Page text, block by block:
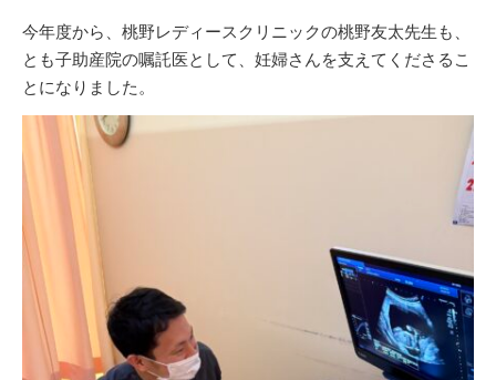
今年度から、桃野レディースクリニックの桃野友太先生も、
とも子助産院の嘱託医として、妊婦さんを支えてくださるこ
とになりました。